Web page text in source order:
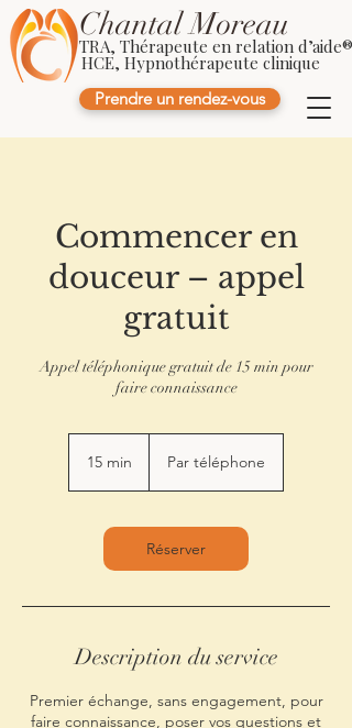
Chantal Moreau
TRA, Thérapeute en relation d’aide®
HCE, Hypnothérapeute clinique
Prendre un rendez-vous
Commencer en
douceur – appel
gratuit
Appel téléphonique gratuit de 15 min pour
faire connaissance
15 min
i
Par téléphone
Réserver
Description du service
Premier échange, sans engagement, pour
faire connaissance, poser vos questions et